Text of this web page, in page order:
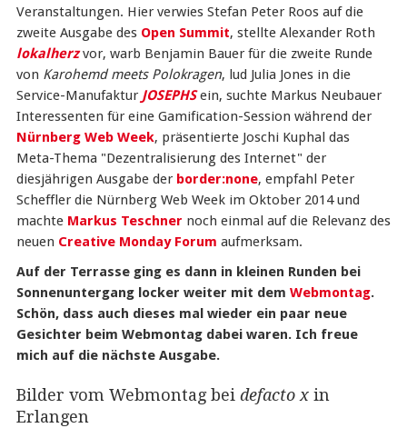
Veranstaltungen. Hier verwies Stefan Peter Roos auf die
zweite Ausgabe des Open Summit, stellte Alexander Roth
lokalherzvor, warb Benjamin Bauer für die zweite Runde
von Karohemd meets Polokragen, lud Julia Jones in die
Service-Manufaktur JOSEPHSein, suchte Markus Neubauer
Interessenten für eine Gamification-Session während der
Nürnberg Web Week, präsentierte Joschi Kuphal das
Meta-Thema "Dezentralisierung des Internet" der
diesjährigen Ausgabe der border:none, empfahl Peter
Scheffler die Nürnberg Web Week im Oktober 2014 und
machte Markus Teschner noch einmal auf die Relevanz des
neuen Creative Monday Forum aufmerksam.
Auf der Terrasse ging es dann in kleinen Runden bei
Sonnenuntergang locker weiter mit dem Webmontag.
Schön, dass auch dieses mal wieder ein paar neue
Gesichter beim Webmontag dabei waren. Ich freue
mich auf die nächste Ausgabe.
Bilder vom Webmontag bei defacto xin
Erlangen